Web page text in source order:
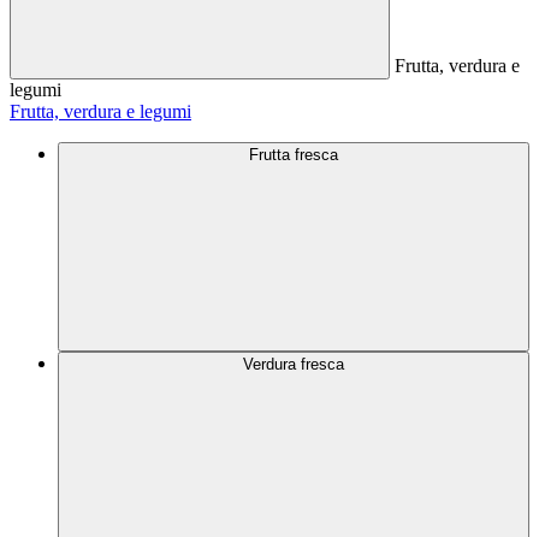
Frutta, verdura e
legumi
Frutta, verdura e legumi
Frutta fresca
Verdura fresca